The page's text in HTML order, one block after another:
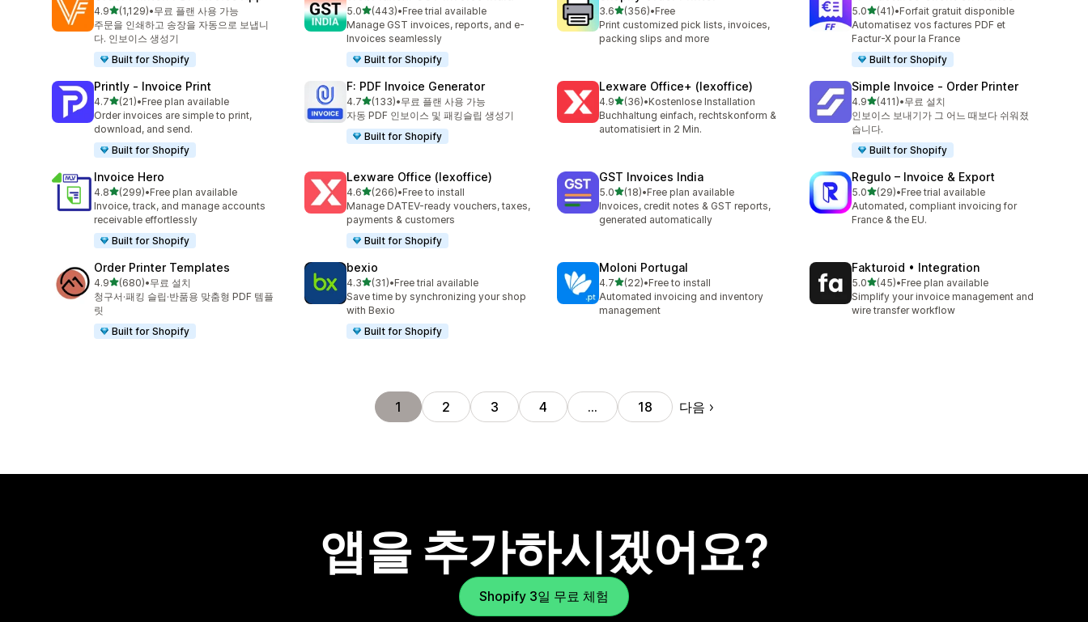
4.9별 5개 중
(1,129)
총 리뷰 1129개
•무료 플랜 사용 가능
주문을 인쇄하고 송장을 자동으로 보냅니
다. 인보이스 생성기
Built for Shopify
5.0별 5개 중
(443)
총 리뷰 443개
•Free trial available
Manage GST invoices, reports, and e-
Invoices seamlessly
Built for Shopify
3.6별 5개 중
(356)
총 리뷰 356개
•Free
Print customized pick lists, invoices,
packing slips and more
5.0별 5개 중
(41)
총 리뷰 41개
•Forfait gratuit disponible
Automatisez vos factures PDF et
Factur-X pour la France
Built for Shopify
Printly ‑ Invoice Print
4.7별 5개 중
(21)
총 리뷰 21개
•Free plan available
Order invoices are simple to print,
download, and send.
Built for Shopify
F: PDF Invoice Generator
4.7별 5개 중
(133)
총 리뷰 133개
•무료 플랜 사용 가능
자동 PDF 인보이스 및 패킹슬립 생성기
Built for Shopify
Lexware Office+ (lexoffice)
4.9별 5개 중
(36)
총 리뷰 36개
•Kostenlose Installation
Buchhaltung einfach, rechtskonform &
automatisiert in 2 Min.
Simple Invoice ‑ Order Printer
4.9별 5개 중
(411)
총 리뷰 411개
•무료 설치
인보이스 보내기가 그 어느 때보다 쉬워졌
습니다.
Built for Shopify
Invoice Hero
4.8별 5개 중
(299)
총 리뷰 299개
•Free plan available
Invoice, track, and manage accounts
receivable effortlessly
Built for Shopify
Lexware Office (lexoffice)
4.6별 5개 중
(266)
총 리뷰 266개
•Free to install
Manage DATEV-ready vouchers, taxes,
payments & customers
Built for Shopify
GST Invoices India
5.0별 5개 중
(18)
총 리뷰 18개
•Free plan available
Invoices, credit notes & GST reports,
generated automatically
Regulo – Invoice & Export
5.0별 5개 중
(29)
총 리뷰 29개
•Free trial available
Automated, compliant invoicing for
France & the EU.
Order Printer Templates
4.9별 5개 중
(680)
총 리뷰 680개
•무료 설치
청구서·패킹 슬립·반품용 맞춤형 PDF 템플
릿
Built for Shopify
bexio
4.3별 5개 중
(31)
총 리뷰 31개
•Free trial available
Save time by synchronizing your shop
with Bexio
Built for Shopify
Moloni Portugal
4.7별 5개 중
(22)
총 리뷰 22개
•Free to install
Automated invoicing and inventory
management
Fakturoid • Integration
5.0별 5개 중
(45)
총 리뷰 45개
•Free plan available
Simplify your invoice management and
wire transfer workflow
1 2 3 4 … 18 다음
앱을 추가하시겠어요?
Shopify 3일 무료 체험